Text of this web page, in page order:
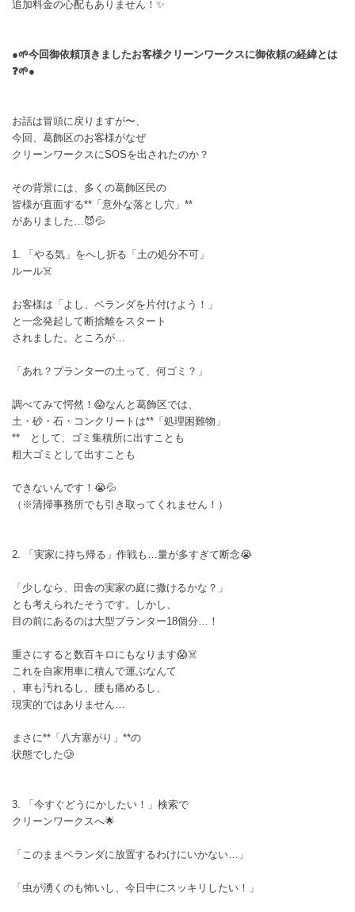
追加料金の心配もありません！✨
●🌱今回御依頼頂きましたお客様クリーンワークスに御依頼の経緯とは
❓️🌱●
お話は冒頭に戻りますが〜、
今回、葛飾区のお客様がなぜ
クリーンワークスにSOSを出されたのか？
その背景には、多くの葛飾区民の
皆様が直面する**「意外な落とし穴」**
がありました…😈💦
1. 「やる気」をへし折る「土の処分不可」
ルール☠️
お客様は「よし、ベランダを片付けよう！」
と一念発起して断捨離をスタート
されました。ところが…
「あれ？プランターの土って、何ゴミ？」
調べてみて愕然！😱なんと葛飾区では、
土・砂・石・コンクリートは**「処理困難物」
** として、ゴミ集積所に出すことも
粗大ゴミとして出すことも
できないんです！😭💦
（※清掃事務所でも引き取ってくれません！）
2. 「実家に持ち帰る」作戦も…量が多すぎて断念😭
「少しなら、田舎の実家の庭に撒けるかな？」
とも考えられたそうです。しかし、
目の前にあるのは大型プランター18個分…！
重さにすると数百キロにもなります😱☠️
これを自家用車に積んで運ぶなんて
、車も汚れるし、腰も痛めるし、
現実的ではありません…
まさに**「八方塞がり」**の
状態でした🥲
3. 「今すぐどうにかしたい！」検索で
クリーンワークスへ🌟
「このままベランダに放置するわけにいかない…」
「虫が湧くのも怖いし、今日中にスッキリしたい！」